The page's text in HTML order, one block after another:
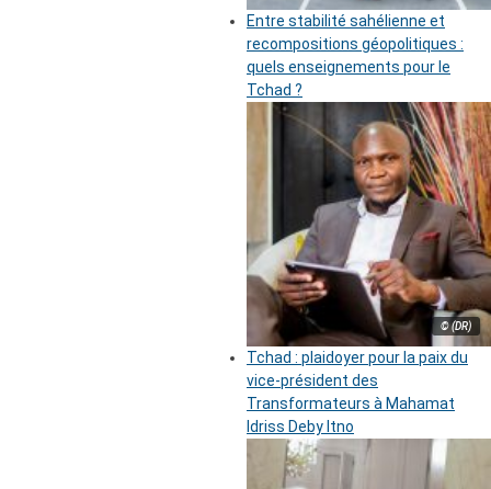
Entre stabilité sahélienne et
recompositions géopolitiques :
quels enseignements pour le
Tchad ?
© (DR)
Tchad : plaidoyer pour la paix du
vice-président des
Transformateurs à Mahamat
Idriss Deby Itno